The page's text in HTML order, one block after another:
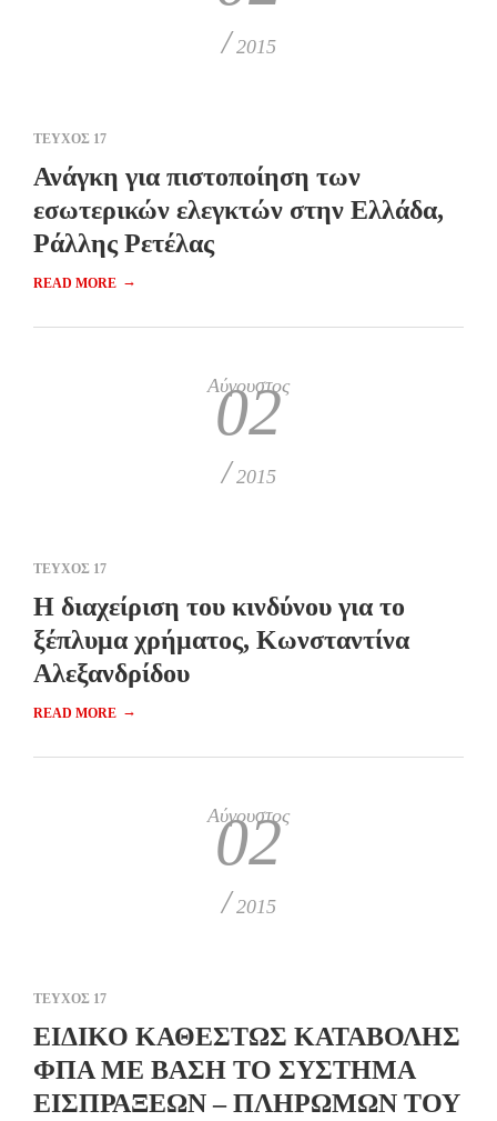
/ 2015
ΤΕΥΧΟΣ 17
Ανάγκη για πιστοποίηση των
εσωτερικών ελεγκτών στην Ελλάδα,
Ράλλης Ρετέλας
READ MORE →
Αύγουστος
02
/ 2015
ΤΕΥΧΟΣ 17
Η διαχείριση του κινδύνου για το
ξέπλυμα χρήματος, Κωνσταντίνα
Αλεξανδρίδου
READ MORE →
Αύγουστος
02
/ 2015
ΤΕΥΧΟΣ 17
ΕΙΔΙΚΟ ΚΑΘΕΣΤΩΣ ΚΑΤΑΒΟΛΗΣ
ΦΠΑ ΜΕ ΒΑΣΗ ΤΟ ΣΥΣΤΗΜΑ
ΕΙΣΠΡΑΞΕΩΝ – ΠΛΗΡΩΜΩΝ ΤΟΥ